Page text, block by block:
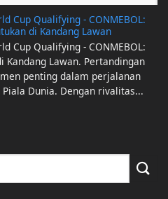
Cup Qualifying - CONMEBOL:
di Kandang Lawan
Cup Qualifying - CONMEBOL:
Lawan. Pertandingan
penting dalam perjalanan
Dunia. Dengan rivalitas...